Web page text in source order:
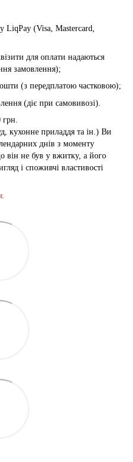
LiqPay (Visa, Mastercard,
для оплати надаються
замовлення);
(з передплатою частковою);
(діє при самовивозі).
грн.
кухонне приладдя та ін.) Ви
днів з моменту
він не був у вжитку, а його
і споживчі властивості